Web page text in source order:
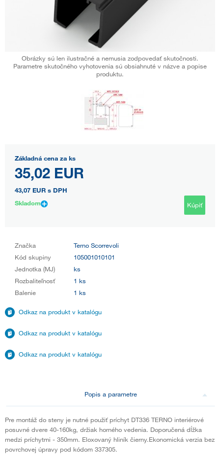
Obrázky sú len ilustračné a nemusia zodpovedať skutočnosti.
Parametre skutočného vyhotovenia sú obsiahnuté v názve a popise
produktu.
Základná cena za ks
35,02 EUR
43,07 EUR s DPH
Skladom
Kúpiť
Značka
Terno Scorrevoli
Kód skupiny
105001010101
Jednotka (MJ)
ks
Rozbaliteľnosť
1 ks
Balenie
1 ks
Odkaz na produkt v katalógu
Odkaz na produkt v katalógu
Odkaz na produkt v katalógu
Popis a parametre
Pre montáž do steny je nutné použiť príchyt DT336 TERNO interiérové
posuvné dvere 40-160kg, držiak horného vedenia. Doporučená dĺžka
medzi príchytmi - 350mm. Eloxovaný hliník čierny.Ekonomická verzia bez
povrchovej úpravy pod kódom 337305.